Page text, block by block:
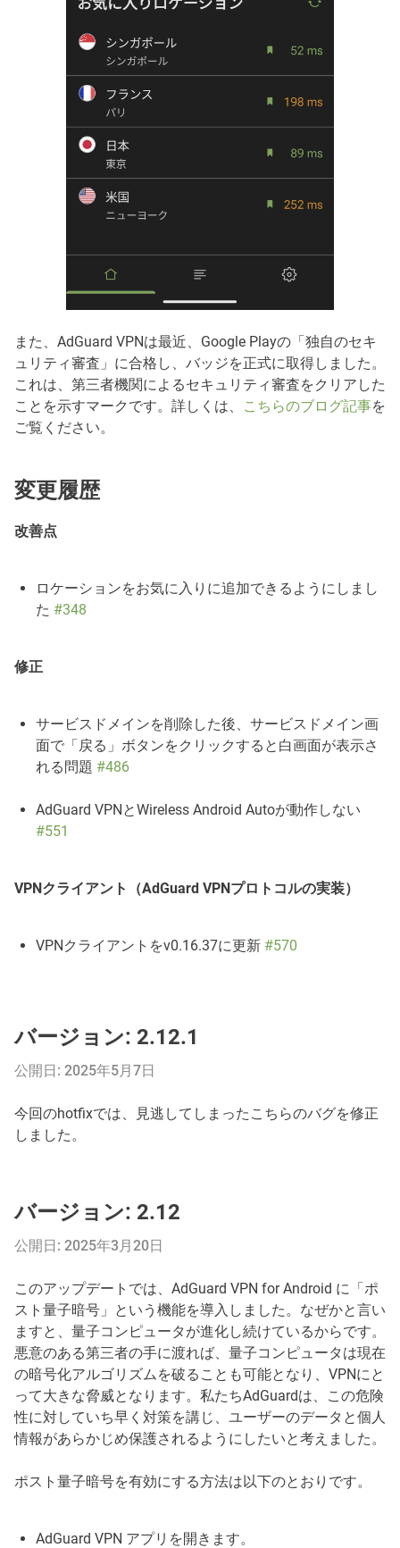
また、AdGuard VPNは最近、Google Playの「独自のセキ
ュリティ審査」に合格し、バッジを正式に取得しました。
これは、第三者機関によるセキュリティ審査をクリアした
ことを示すマークです。詳しくは、
こちらのブログ記事を
ご覧ください。
変更履歴
改善点
ロケーションをお気に入りに追加できるようにしまし
た #348
修正
サービスドメインを削除した後、サービスドメイン画
面で「戻る」ボタンをクリックすると白画面が表示さ
れる問題 #486
AdGuard VPNとWireless Android Autoが動作しない
#551
VPNクライアント（AdGuard VPNプロトコルの実装）
VPNクライアントをv0.16.37に更新 #570
バージョン: 2.12.1
公開日: 2025年5月7日
今回のhotfixでは、見逃してしまったこちらのバグを修正
しました。
バージョン: 2.12
公開日: 2025年3月20日
このアップデートでは、AdGuard VPN for Android に「ポ
スト量子暗号」という機能を導入しました。なぜかと言い
ますと、量子コンピュータが進化し続けているからです。
悪意のある第三者の手に渡れば、量子コンピュータは現在
の暗号化アルゴリズムを破ることも可能となり、VPNにと
って大きな脅威となります。私たちAdGuardは、この危険
性に対していち早く対策を講じ、ユーザーのデータと個人
情報があらかじめ保護されるようにしたいと考えました。
ポスト量子暗号を有効にする方法は以下のとおりです。
AdGuard VPN アプリを開きます。